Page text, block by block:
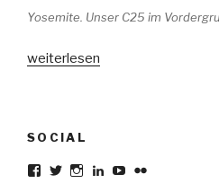
Yosemite. Unser C25 im
„Flashback:
weiterlesen
SOCIAL
ProfilProfilProfilProfilProfilProfil